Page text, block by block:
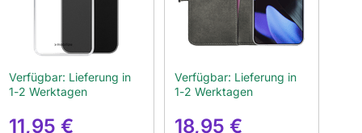
Verfügbar: Lieferung in
1-2 Werktagen
11,95 €
Verfügbar: Lieferung in
1-2 Werktagen
18,95 €